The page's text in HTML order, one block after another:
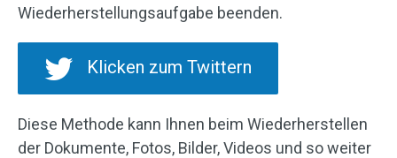
Wiederherstellungsaufgabe beenden.
Klicken zum Twittern
Diese Methode kann Ihnen beim Wiederherstellen
der Dokumente, Fotos, Bilder, Videos und so weiter